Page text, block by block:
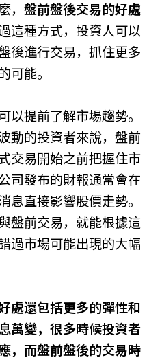
， 盤前盤後交易的好處
這種方式，投資人可以
後進行交易，抓住更多
可能。
以提前了解市場趨勢。
動的投資者來說，盤前
交易開始之前把握住市
司發布的財報通常會在
息直接影響股價走勢。
盤前交易，就能根據這
過市場可能出現的大幅
處還包括更多的彈性和
萬變，很多時候投資者
，而盤前盤後的交易時